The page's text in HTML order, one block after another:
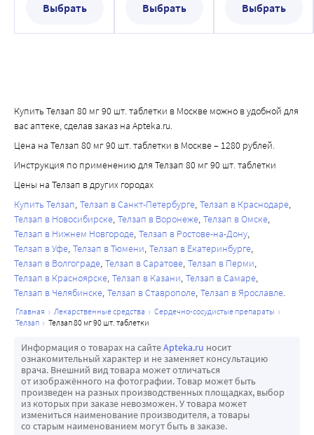
Выбрать
Выбрать
Выбрать
Купить Телзап 80 мг 90 шт. таблетки в Москве можно в удобной для
вас аптеке, сделав заказ на Apteka.ru.
Цена на Телзап 80 мг 90 шт. таблетки в Москве – 1280 рублей.
Инструкция по применению для Телзап 80 мг 90 шт. таблетки
Цены на Телзап в других городах
Купить Телзап Телзап в Санкт-Петербурге Телзап в Краснодаре
Телзап в Новосибирске Телзап в Воронеже Телзап в Омске
Телзап в Нижнем Новгороде Телзап в Ростове-на-Дону
Телзап в Уфе Телзап в Тюмени Телзап в Екатеринбурге
Телзап в Волгограде Телзап в Саратове Телзап в Перми
Телзап в Красноярске Телзап в Казани Телзап в Самаре
Телзап в Челябинске Телзап в Ставрополе Телзап в Ярославле
главная лекарственные средства
сердечно-сосудистые препараты
телзап
телзап 80 мг 90 шт. таблетки
Информация о товарах на сайтеApteka.ru носит
ознакомительный характер и не заменяет консультацию
врача. Внешний вид товара может отличаться
от изображённого на фотографии. Товар может быть
произведен на разных производственных площадках, выбор
из которых при заказе невозможен. У товара может
измениться наименование производителя, а товары
со старым наименованием могут быть в заказе.